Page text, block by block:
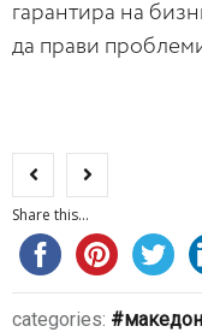
гарантира на
да прави
Share this...
categories: